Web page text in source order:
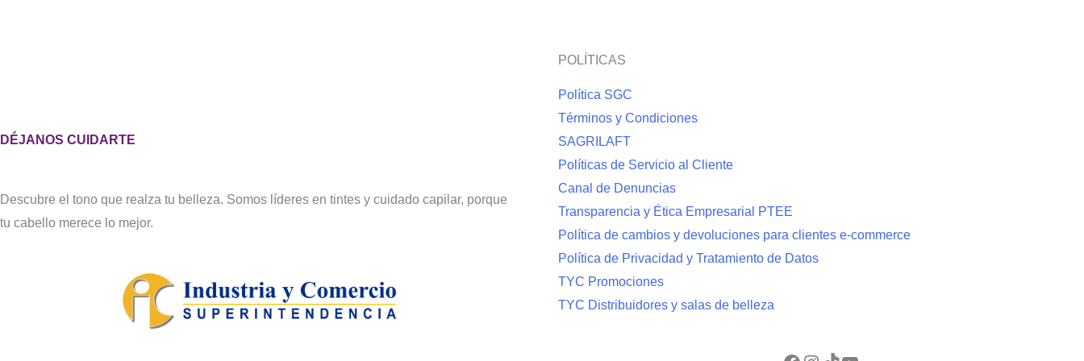
DÉJANOS CUIDARTE
Descubre el tono que realza tu belleza. Somos líderes en tintes y cuidado capilar, porque
tu cabello merece lo mejor.
POLÍTICAS
Política SGC
Términos y Condiciones
SAGRILAFT
Políticas de Servicio al Cliente
Canal de Denuncias
Transparencia y Ética Empresarial PTEE
Política de cambios y devoluciones para clientes e-commerce
Política de Privacidad y Tratamiento de Datos
TYC Promociones
TYC Distribuidores y salas de belleza